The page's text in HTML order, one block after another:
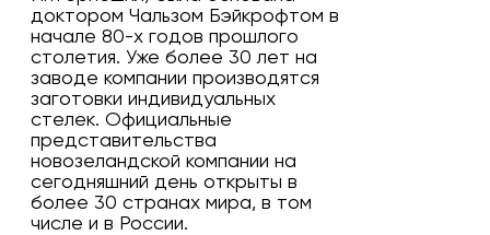
доктором Чальзом Бэйкрофтом в
начале 80-х годов прошлого
столетия. Уже более 30 лет на
заводе компании производятся
заготовки индивидуальных
стелек. Официальные
представительства
новозеландской компании на
сегодняшний день открыты в
более 30 странах мира, в том
числе и в России.